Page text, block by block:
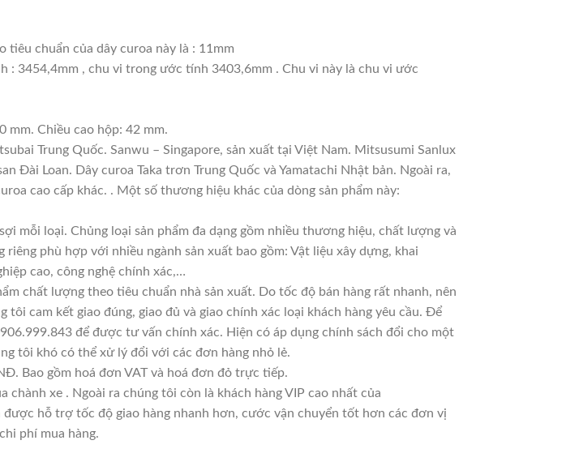
tiêu chuẩn của dây curoa này là : 11mm
3454,4mm , chu vi trong ước tính 3403,6mm . Chu vi này là chu vi ước
mm. Chiều cao hộp: 42 mm.
Trung Quốc. Sanwu – Singapore, sản xuất tại Việt Nam. Mitsusumi Sanlux
Đài Loan. Dây curoa Taka trơn Trung Quốc và Yamatachi Nhật bản. Ngoài ra,
cao cấp khác. . Một số thương hiệu khác của dòng sản phẩm này:
mỗi loại. Chủng loại sản phẩm đa dạng gồm nhiều thương hiệu, chất lượng và
phù hợp với nhiều ngành sản xuất bao gồm: Vật liệu xây dựng, khai
cao, công nghệ chính xác,…
chất lượng theo tiêu chuẩn nhà sản xuất. Do tốc độ bán hàng rất nhanh, nên
cam kết giao đúng, giao đủ và giao chính xác loại khách hàng yêu cầu. Để
để được tư vấn chính xác. Hiện có áp dụng chính sách đổi cho một
tôi khó có thể xử lý đổi với các đơn hàng nhỏ lẻ.
Bao gồm hoá đơn VAT và hoá đơn đỏ trực tiếp.
xe . Ngoài ra chúng tôi còn là khách hàng VIP cao nhất của
hỗ trợ tốc độ giao hàng nhanh hơn, cước vận chuyển tốt hơn các đơn vị
phí mua hàng.